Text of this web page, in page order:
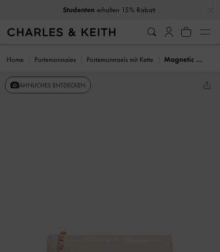
Studenten erhalten 15% Rabatt
Home Portemonnaies Portemonnaeis mit Kette Magnetic Front Flap Long Wallet
ÄHNLICHES ENTDECKEN